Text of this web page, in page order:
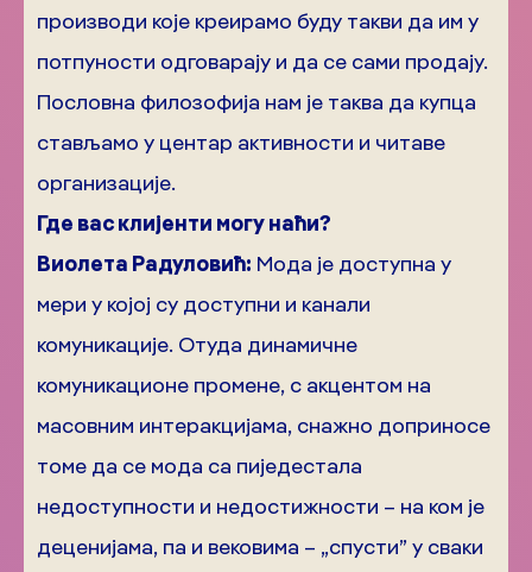
производи које креирамо буду такви да им у
потпуности одговарају и да се сами продају.
Пословна филозофија нам је таква да купца
стављамо у центар активности и читаве
организације.
Где вас клијенти могу наћи?
Виолета Радуловић: Мода је доступна у
мери у којој су доступни и канали
комуникације. Отуда динамичне
комуникационе промене, с акцентом на
масовним интеракцијама, снажно доприносе
томе да се мода са пиједестала
недоступности и недостижности – на ком је
деценијама, па и вековима – „спусти” у сваки